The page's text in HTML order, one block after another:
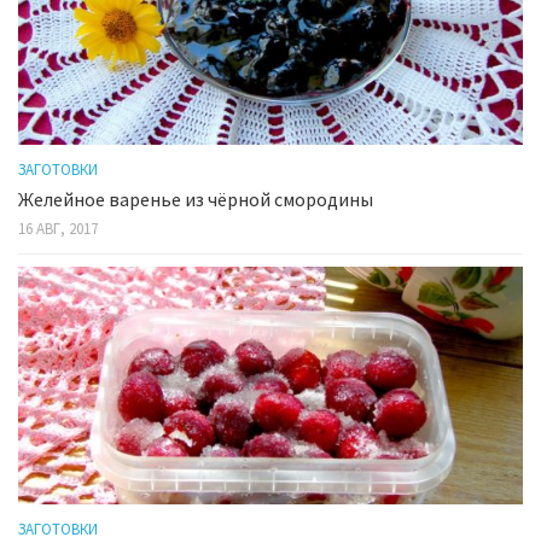
ЗАГОТОВКИ
Желейное варенье из чёрной смородины
16 АВГ, 2017
ЗАГОТОВКИ